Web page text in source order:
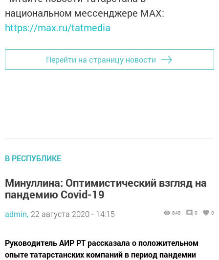
национальном мессенджере MАХ:
https://max.ru/tatmedia
Перейти на страницу новости
В РЕСПУБЛИКЕ
Минуллина: Оптимистический взгляд на
пандемию Covid-19
admin, 22 августа 2020 - 14:15 848 0 0
Руководитель АИР РТ рассказала о положительном
опыте татарстанских компаний в период пандемии